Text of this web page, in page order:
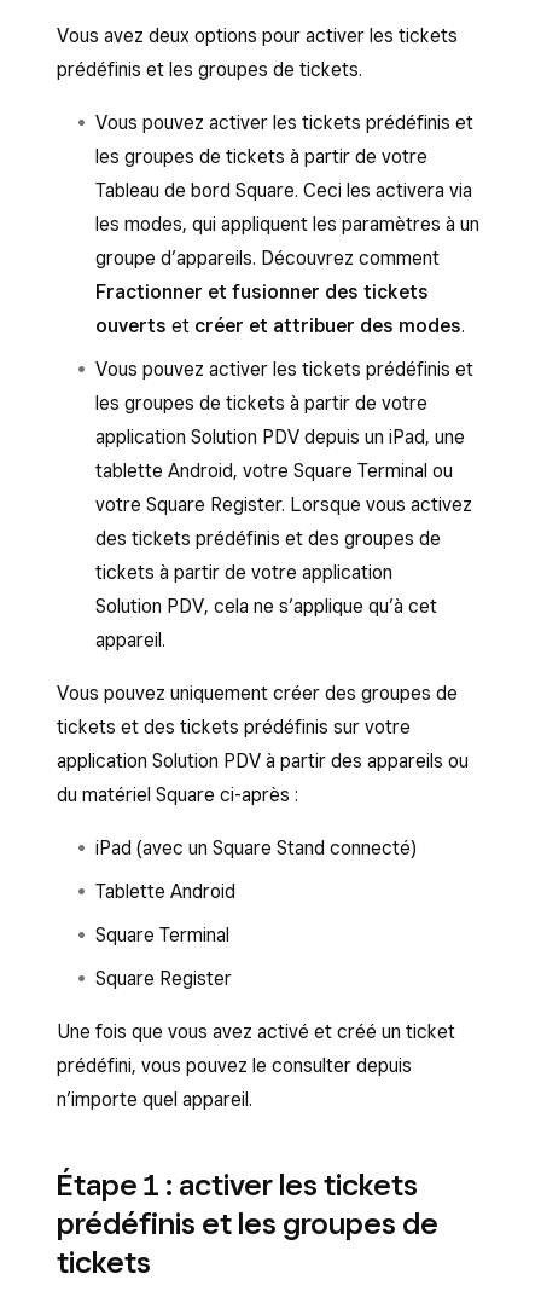
Vous avez deux options pour activer les tickets
prédéfinis et les groupes de tickets.
Vous pouvez activer les tickets prédéfinis et
les groupes de tickets à partir de votre
Tableau de bord Square. Ceci les activera via
les modes, qui appliquent les paramètres à un
groupe d’appareils. Découvrez comment
Fractionner et fusionner des tickets
ouverts et créer et attribuer des modes.
Vous pouvez activer les tickets prédéfinis et
les groupes de tickets à partir de votre
application Solution PDV depuis un iPad, une
tablette Android, votre Square Terminal ou
votre Square Register. Lorsque vous activez
des tickets prédéfinis et des groupes de
tickets à partir de votre application
Solution PDV, cela ne s’applique qu’à cet
appareil.
Vous pouvez uniquement créer des groupes de
tickets et des tickets prédéfinis sur votre
application Solution PDV à partir des appareils ou
du matériel Square ci-après :
iPad (avec un Square Stand connecté)
Tablette Android
Square Terminal
Square Register
Une fois que vous avez activé et créé un ticket
prédéfini, vous pouvez le consulter depuis
n’importe quel appareil.
Étape 1 : activer les tickets
prédéfinis et les groupes de
tickets